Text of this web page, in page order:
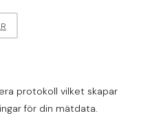
protokoll vilket skapar
för din mätdata.